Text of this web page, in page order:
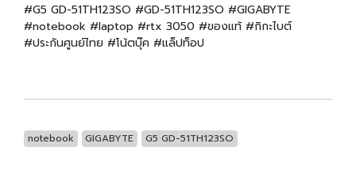
#G5 GD-51TH123SO #GD-51TH123SO #GIGABYTE
#notebook #laptop #rtx 3050 #ของแท้ #กิกะไบต์
#ประกันศูนย์ไทย #โน้ตบุ๊ค #แล็ปท็อป
notebook GIGABYTE G5 GD-51TH123SO